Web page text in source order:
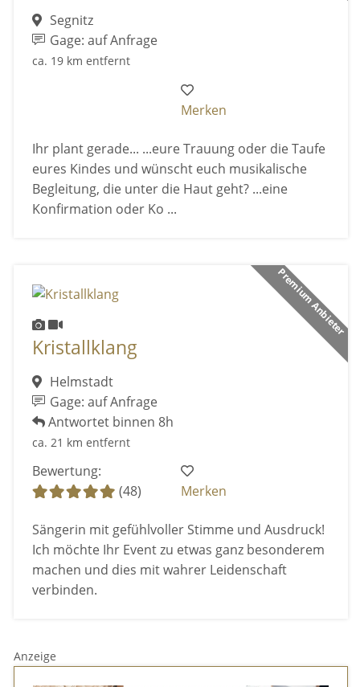
Segnitz
Gage: auf Anfrage
ca. 19 km entfernt
Merken
Ihr plant gerade... ...eure Trauung oder die Taufe
eures Kindes und wünscht euch musikalische
Begleitung, die unter die Haut geht? ...eine
Konfirmation oder Ko ...
Premium Anbieter
Kristallklang
Helmstadt
Gage: auf Anfrage
Antwortet binnen 8h
ca. 21 km entfernt
Bewertung:
(48)
Merken
Sängerin mit gefühlvoller Stimme und Ausdruck!
Ich möchte Ihr Event zu etwas ganz besonderem
machen und dies mit wahrer Leidenschaft
verbinden.
Anzeige